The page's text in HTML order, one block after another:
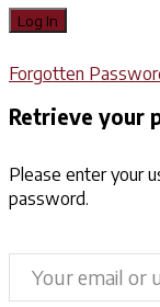
Forgotten
Retrieve your
Please enter your
password.